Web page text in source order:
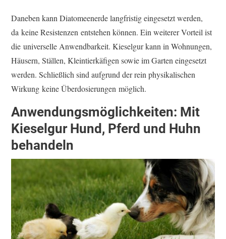
Daneben kann Diatomeenerde langfristig eingesetzt werden,
da keine Resistenzen entstehen können. Ein weiterer Vorteil ist
die universelle Anwendbarkeit. Kieselgur kann in Wohnungen,
Häusern, Ställen, Kleintierkäfigen sowie im Garten eingesetzt
werden. Schließlich sind aufgrund der rein physikalischen
Wirkung keine Überdosierungen möglich.
Anwendungsmöglichkeiten: Mit
Kieselgur Hund, Pferd und Huhn
behandeln